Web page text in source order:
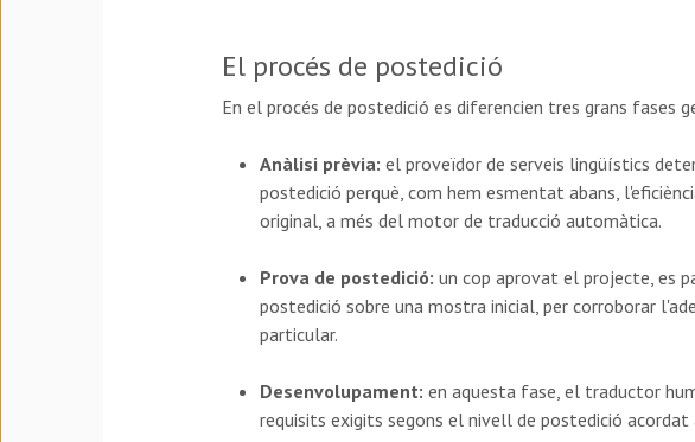
El procés de postedició
En el procés de postedició es diferencien tres grans fases
Anàlisi prèvia: el proveïdor de serveis lingüístics
postedició perquè, com hem esmentat abans,
original, a més del motor de traducció automàtica.
Prova de postedició: un cop aprovat el projecte, es
postedició sobre una mostra inicial, per corroborar
particular.
Desenvolupament: en aquesta fase, el traductor
requisits exigits segons el nivell de postedició